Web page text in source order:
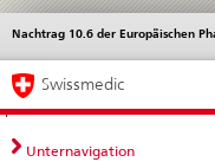
Direct
navigation:
news,
legal
News &
standards
Nachtrag 10.6 der Europäischen
Languages
Service
Main
Navigation
Swissmedic
Unternavigation